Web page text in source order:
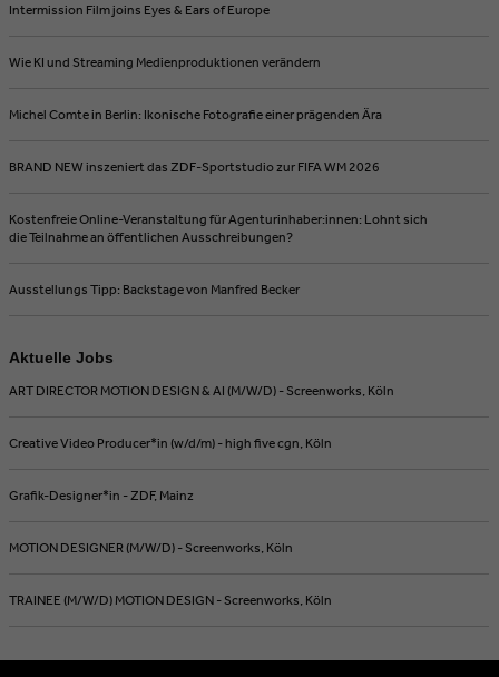
Intermission Film joins Eyes & Ears of Europe
Wie KI und Streaming Medienproduktionen verändern
Michel Comte in Berlin: Ikonische Fotografie einer prägenden Ära
BRAND NEW inszeniert das ZDF-Sportstudio zur FIFA WM 2026
Kostenfreie Online-Veranstaltung für Agenturinhaber:innen: Lohnt sich
die Teilnahme an öffentlichen Ausschreibungen?
Ausstellungs Tipp: Backstage von Manfred Becker
Aktuelle Jobs
ART DIRECTOR MOTION DESIGN & AI (M/W/D) - Screenworks, Köln
Creative Video Producer*in (w/d/m) - high five cgn, Köln
Grafik-Designer*in - ZDF, Mainz
MOTION DESIGNER (M/W/D) - Screenworks, Köln
TRAINEE (M/W/D) MOTION DESIGN - Screenworks, Köln